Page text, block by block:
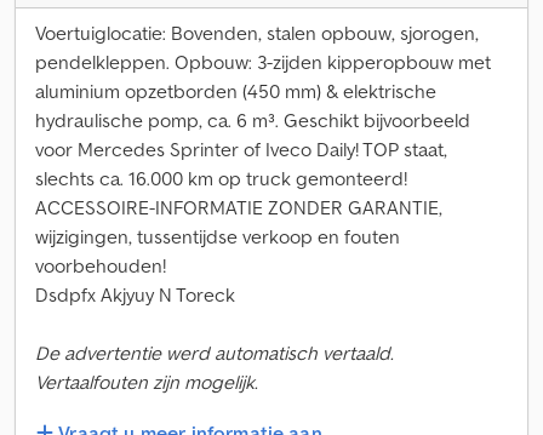
Voertuiglocatie: Bovenden, stalen opbouw, sjorogen,
pendelkleppen. Opbouw: 3-zijden kipperopbouw met
aluminium opzetborden (450 mm) & elektrische
hydraulische pomp, ca. 6 m³. Geschikt bijvoorbeeld
voor Mercedes Sprinter of Iveco Daily! TOP staat,
slechts ca. 16.000 km op truck gemonteerd!
ACCESSOIRE-INFORMATIE ZONDER GARANTIE,
wijzigingen, tussentijdse verkoop en fouten
voorbehouden!
Dsdpfx Akjyuy N Toreck
De advertentie werd automatisch vertaald.
Vertaalfouten zijn mogelijk.